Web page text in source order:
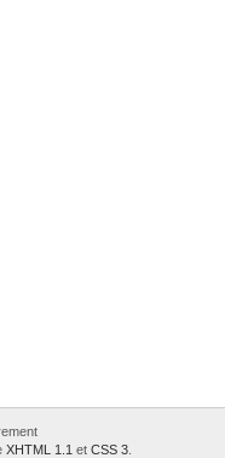
XHTML 1.1 et CSS 3